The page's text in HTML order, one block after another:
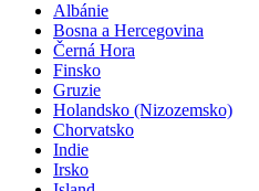
Albánie
Bosna a Hercegovina
Černá Hora
Finsko
Gruzie
Holandsko (Nizozemsko)
Chorvatsko
Indie
Irsko